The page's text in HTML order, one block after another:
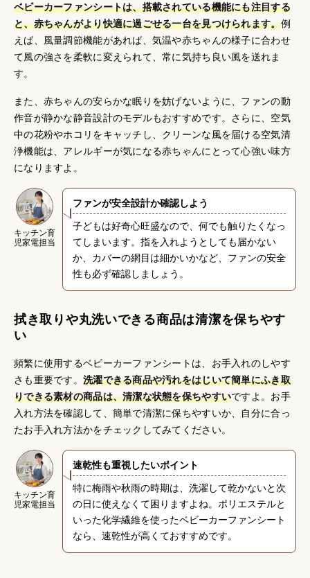
ベビーカーファンシートは、搭載されている機能にも注目する
と、赤ちゃんがより快適に過ごせる一台を見つけられます。例
えば、風量調節機能があれば、気温や赤ちゃんの様子に合わせ
て風の強さを柔軟に変えられて、常に気持ち良い風を送れま
す。
また、赤ちゃんの安らかな眠りを妨げないように、ファンの動
作音が静かな静音設計のモデルもおすすめです。さらに、空気
中の花粉やホコリをキャッチし、クリーンな風を届ける空気清
浄機能は、アレルギーが気になる赤ちゃんにとって心強い味方
になりますよ。
{}
キッチン育
児家電担当
ファンが安全設計か確認しよう
子どもは好奇心旺盛なので、何でも触りたくなっ
てしまいます。指を入れようとしても届かない
か、カバーの網目は細かいかなど、ファンの安全
性も必ず確認しましょう。
拭き取りや丸洗いできる商品は清潔を保ちやす
い
頻繁に使用するベビーカーファンシートは、お手入れのしやす
さも重要です。 洗濯できる商品や汚れをはじいて簡単にふき取
りできる素材の商品は、清潔な状態を保ちやすいですよ。お手
入れ方法を確認して、簡単で清潔に保ちやすいか、自分に合っ
たお手入れ方法かをチェックしてみてください。
{}{}
キッチン育
児家電担当
速乾性も重視したいポイント
特に梅雨や秋雨の時期は、洗濯して乾かないと次
の日に使えなくて困りますよね。ポリエステルと
いった化学繊維を使ったベビーカーファンシート
なら、速乾性が高くておすすめです。